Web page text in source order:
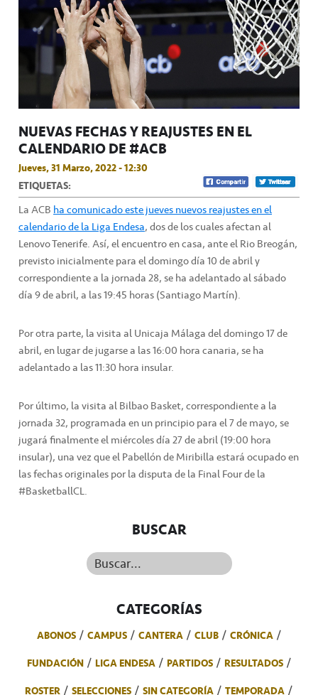
NUEVAS FECHAS Y REAJUSTES EN EL
CALENDARIO DE #ACB
Jueves, 31 Marzo, 2022 - 12:30
ETIQUETAS:
La ACBha comunicado este jueves nuevos reajustes en el
calendario de la Liga Endesa, dos de los cuales afectan al
Lenovo Tenerife. Así, el encuentro en casa, ante el Rio Breogán,
previsto inicialmente para el domingo día 10 de abril y
correspondiente a la jornada 28, se ha adelantado al sábado
día 9 de abril, a las 19:45 horas (Santiago Martín).
Por otra parte, la visita al Unicaja Málaga del domingo 17 de
abril, en lugar de jugarse a las 16:00 hora canaria, se ha
adelantado a las 11:30 hora insular.
Por último, la visita al Bilbao Basket, correspondiente a la
jornada 32, programada en un principio para el 7 de mayo, se
jugará finalmente el miércoles día 27 de abril (19:00 hora
insular), una vez que el Pabellón de Miribilla estará ocupado en
las fechas originales por la disputa de la Final Four de la
#BasketballCL.
BUSCAR
Buscar...
CATEGORÍAS
ABONOS CAMPUS CANTERA CLUB
CRÓNICA
FUNDACIÓN
LIGA ENDESA PARTIDOS
RESULTADOS
ROSTER
SELECCIONES SIN CATEGORÍA
TEMPORADA